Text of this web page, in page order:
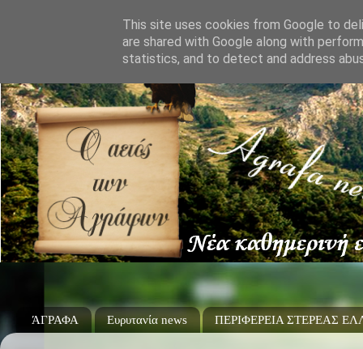
ΆΓΡΑΦΑ Ευρυτανία news ΠΕΡΙΦΕΡΕΙΑ ΣΤΕΡΕΑΣ
This site uses cookies from Google to
are shared with Google along with
statistics, and to detect and address